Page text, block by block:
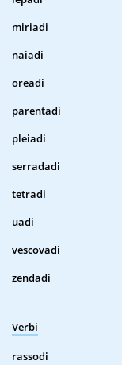
miriadi
naiadi
oreadi
parentadi
pleiadi
serradadi
tetradi
uadi
vescovadi
zendadi
Verbi
rassodi